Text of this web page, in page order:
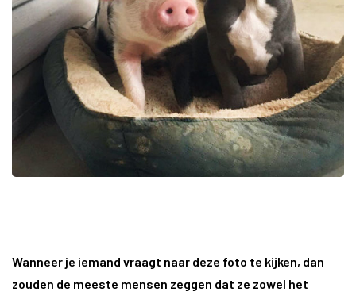
Wanneer je iemand vraagt naar deze foto te kijken, dan
zouden de meeste mensen zeggen dat ze zowel het